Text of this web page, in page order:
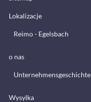
Lokalizacje
Reimo - Egelsbach
o nas
Unternehmensgeschichte
Wysyłka